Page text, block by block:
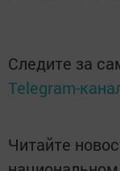
Следите за
Telegram-
Читайте